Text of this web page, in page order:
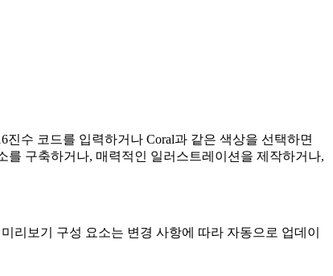
수 코드를 입력하거나 Coral과 같은 색상을 선택하면
구축하거나, 매력적인 일러스트레이션을 제작하거나,
리보기 구성 요소는 변경 사항에 따라 자동으로 업데이